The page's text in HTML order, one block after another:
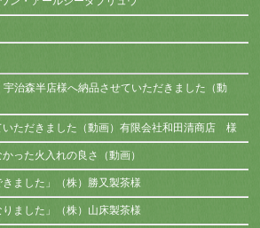
治森半店様へ納品させていただきました（動
ただきました（動画）有限会社和田清商店 様
った火入れの良さ（動画）
きました」（株）勝又製茶様
りました」（株）山床製茶様